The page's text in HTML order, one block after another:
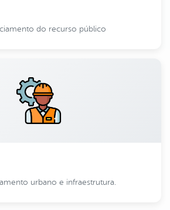
do recurso público
urbano e infraestrutura.